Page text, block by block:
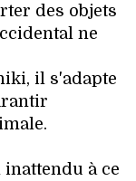
des objets
ne
il s'adapte
à ce